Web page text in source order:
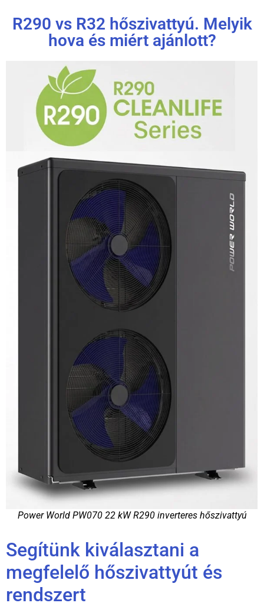
R290 vs R32 hőszivattyú. Melyik
hova és miért ajánlott?
Power World PW070 22 kW R290 inverteres hőszivattyú
Segítünk kiválasztani a
megfelelő hőszivattyút és
rendszert